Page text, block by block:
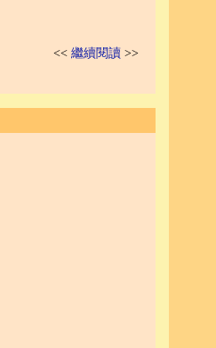
<< 繼續閱讀 >>